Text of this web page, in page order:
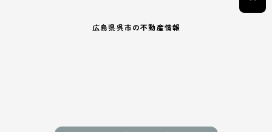
広島県呉市の不動産情報